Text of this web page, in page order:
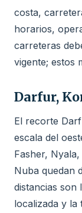
costa,
horarios,
carreteras
vigente; estos
Darfur,
El recorte
escala del
Fasher,
Nuba quedan
distancias son
localizada y la